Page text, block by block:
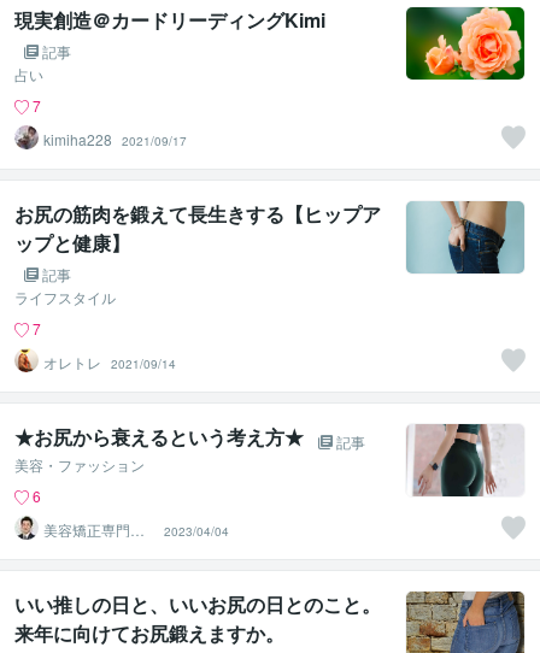
現実創造＠カードリーディングKimi
記事
占い
7
kimiha228
2021/09/17
お尻の筋肉を鍛えて長生きする【ヒップア
ップと健康】
記事
ライフスタイル
7
オレトレ
2021/09/14
★お尻から衰えるという考え方★
記事
美容・ファッション
6
美容矯正専門店
ウェミアス
2023/04/04
いい推しの日と、いいお尻の日とのこと。
来年に向けてお尻鍛えますか。